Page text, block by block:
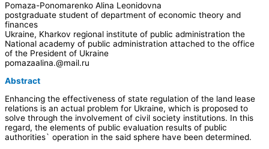
Pomaza-Ponomarenko Alina Leonidovna
postgraduate student of department of economic theory and
finances
Ukraine, Kharkov regional institute of public administration the
National academy of public administration attached to the office
of the President of Ukraine
pomazaalina.@mail.ru
Abstract
Enhancing the effectiveness of state regulation of the land lease
relations is an actual problem for Ukraine, which is proposed to
solve through the involvement of civil society institutions. In this
regard, the elements of public evaluation results of public
authorities` operation in the said sphere have been determined.